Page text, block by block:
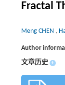
Fractal
Meng CHEN ,
Author
文章历史 +